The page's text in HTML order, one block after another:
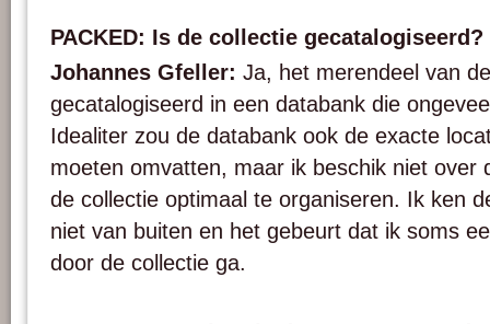
PACKED: Is de collectie gecatalogiseerd?
Johannes Gfeller: Ja, het merendeel van
gecatalogiseerd in een databank die
Idealiter zou de databank ook de exacte
moeten omvatten, maar ik beschik niet over
de collectie optimaal te organiseren. Ik ken
niet van buiten en het gebeurt dat ik soms
door de collectie ga.